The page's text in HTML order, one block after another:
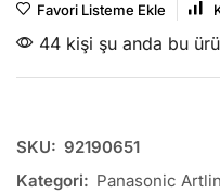
Favori Listeme Ekle
44 kişi şu anda bu
SKU: 92190651
Kategori: Panasonic